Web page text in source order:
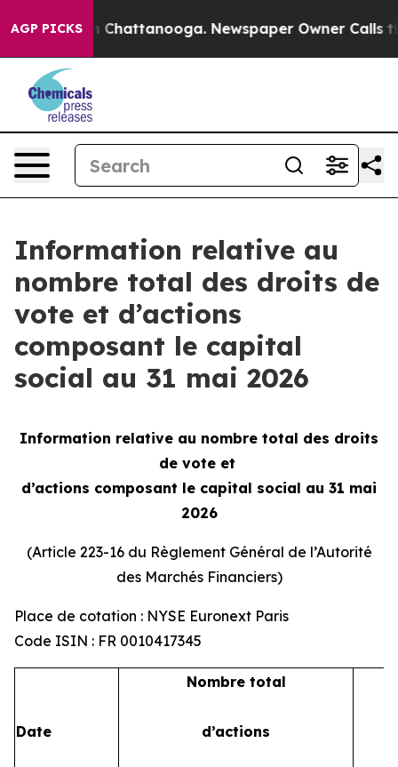
AGP PICKS
Chaos in Chattanooga. Newspaper Owner Calls
Information relative au
nombre total des droits de
vote et d’actions
composant le capital
social au 31 mai 2026
Information relative au nombre total des droits
de vote et
d’actions composant le capital social au 31 mai
2026
(Article 223-16 du Règlement Général de l’Autorité
des Marchés Financiers)
Place de cotation : NYSE Euronext Paris
Code ISIN : FR 0010417345
Date
Nombre total
d’actions